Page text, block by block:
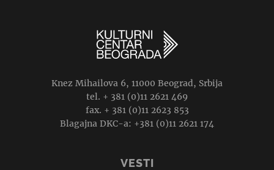
Knez Mihailova 6, 11000 Beograd, Srbija
tel. + 381 (0)11 2621 469
fax. + 381 (0)11 2623 853
Blagajna DKC-a: +381 (0)11 2621 174
VESTI